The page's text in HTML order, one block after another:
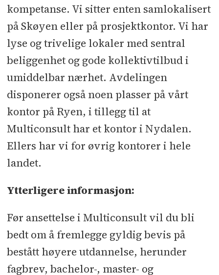
kompetanse. Vi sitter enten samlokalisert
på Skøyen eller på prosjektkontor. Vi har
lyse og trivelige lokaler med sentral
beliggenhet og gode kollektivtilbud i
umiddelbar nærhet. Avdelingen
disponerer også noen plasser på vårt
kontor på Ryen, i tillegg til at
Multiconsult har et kontor i Nydalen.
Ellers har vi for øvrig kontorer i hele
landet.
Ytterligere informasjon:
Før ansettelse i Multiconsult vil du bli
bedt om å fremlegge gyldig bevis på
bestått høyere utdannelse, herunder
fagbrev, bachelor-, master- og